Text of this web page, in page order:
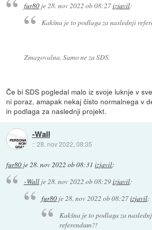
fur80je28. nov 2022 ob 08:27izjavil:
Kakšna je to podlaga za naslednji
Zmagovalna. Samo ne za SDS.
Če bi SDS pogledal malo iz svoje luknje v
ni poraz, amapak nekaj čisto normalnega v
in podlaga za naslednji projekt.
-Wall
::28. nov 2022, 08:35
fur80 je28. nov 2022 ob 08:31 izjavil:
-Wallje28. nov 2022 ob 08:29izjavil:
fur80 je28. nov 2022 ob 08:27izjavil:
Kakšna je to podlaga za
referendum?!